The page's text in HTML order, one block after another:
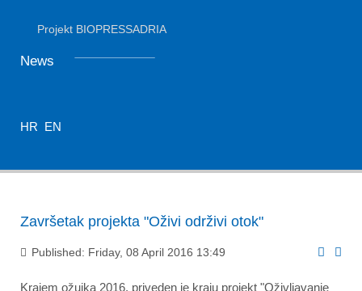
Projekt BIOPRESSADRIA
News
HR EN
Završetak projekta "Oživi održivi otok"
Published: Friday, 08 April 2016 13:49
Krajem ožujka 2016. priveden je kraju projekt "Oživljavanje